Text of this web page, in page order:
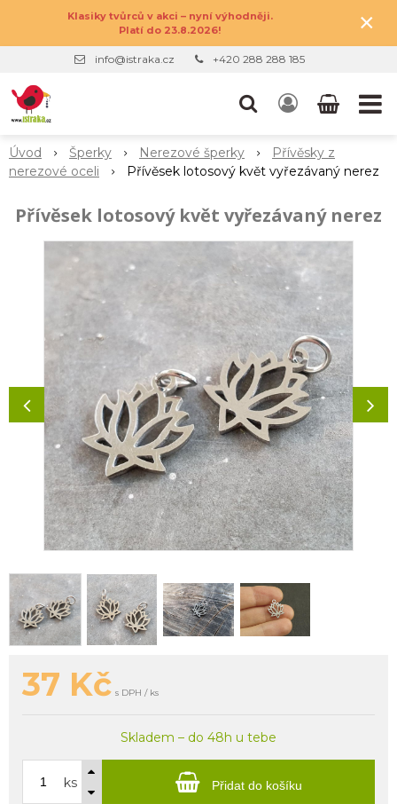
Klasiky tvůrců v akci – nyní výhodněji.
Platí do 23.8.2026!
×
info@istraka.cz +420 288 288 185
Úvod Šperky Nerezové šperky
Přívěsky z
nerezové oceli
Přívěsek lotosový květ vyřezávaný nerez
Přívěsek lotosový květ vyřezávaný nerez
37 Kč s DPH / ks
Skladem – do 48h u tebe
ks Přidat do košíku